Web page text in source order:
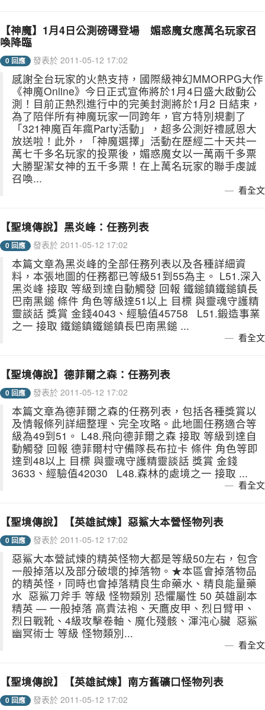
【神魔】1月4日公測磅礡登場 媚惑魔女應萬名玩家召
喚降臨
0 回應 發表於 2011-05-12 17:02
感謝全台玩家的火熱支持，國際級神幻MMORPG大作
《神魔Online》今日正式宣佈將於1月4日盛大啟動公
測！目前正熱烈進行中的完美封測將於1月2 日結束，
為了陪伴所有神魔玩家一同跨年，官方特別規劃了
「321神魔百年瘋Party活動」，超多公測好禮感恩大
放送啦！此外，「神魔選擇」活動在歷經二十天共一
萬七千多名玩家的投票後，媚惑魔女以一萬兩千多票
大勝聖潔女神的五千多票！在上萬名玩家的聯手虔誠
召喚...
看全文
【聖境傳說】黑炎峰：任務列表
0 回應 發表於 2011-05-12 17:02
本篇文章為黑炎峰的全部任務列表以及各種詳細資
料，本張地圖的任務都已等級51到55為主。 L51.深入
黑炎峰 接取 等級到達自動觸發 回報 鐵鎚鎮鐵鎚鎮長
巴南黑鎚 條件 角色等級達51以上 目標 與靈魂守護精
靈談話 獎賞 金錢4043、經驗值45758 L51.鍛造事業
之一 接取 鐵鎚鎮鐵鎚鎮長巴南黑鎚 ...
看全文
【聖境傳說】德菲爾之森：任務列表
0 回應 發表於 2011-05-12 17:02
本篇文章為德菲爾之森的任務列表，包括各種獎賞以
及情報條列詳細整理、完全攻略。此地圖任務適合等
級為49到51。 L48.飛向德菲爾之森 接取 等級到達自
動觸發 回報 德菲爾村守備隊長布拉卡 條件 角色等即
達到48以上 目標 與靈魂守護精靈談話 獎賞 金錢
3633、經驗值42030 L48.森林的處境之一 接取 ...
看全文
【聖境傳說】【英雄試煉】惡鯊大本營怪物列表
0 回應 發表於 2011-05-12 17:02
惡鯊大本營試煉的精英怪物大都是等級50左右，包含
一般掉落以及部分破壞的掉落物。★本區會掉落物品
的精英怪，同時也會掉落精良生命藥水、精良能量藥
水 惡鯊刀斧手 等級 怪物類別 恐懼屬性 50 英雄副本
精英 — 一般掉落 高貴法袍、天鷹皮甲、烈日臂甲、
烈日戰靴、4級攻擊卷軸、魔化殘骸、渾沌心臟 惡鯊
幽冥術士 等級 怪物類別...
看全文
【聖境傳說】【英雄試煉】南方舊礦口怪物列表
0 回應 發表於 2011-05-12 17:02